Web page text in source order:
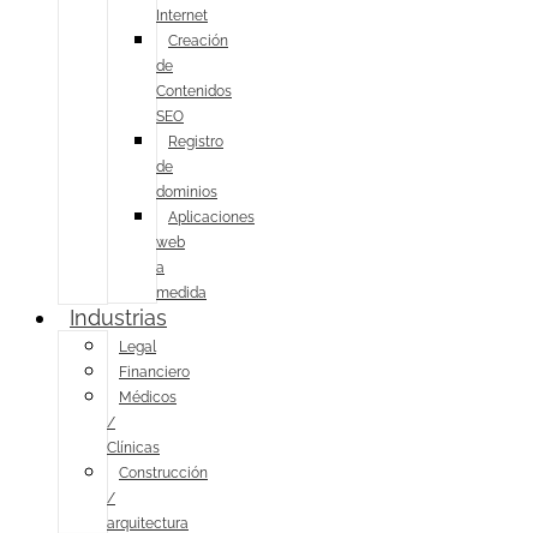
Internet
Creación
de
Contenidos
SEO
Registro
de
dominios
Aplicaciones
web
a
medida
Industrias
Legal
Financiero
Médicos
/
Clínicas
Construcción
/
arquitectura